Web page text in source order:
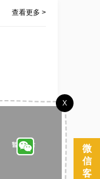
查看更多 >
微
信
客
X